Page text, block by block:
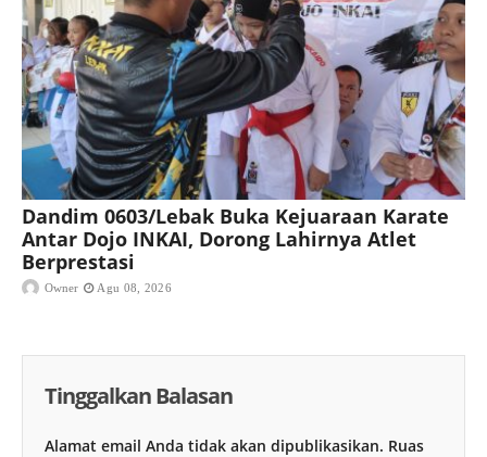
Dandim 0603/Lebak Buka Kejuaraan Karate
Antar Dojo INKAI, Dorong Lahirnya Atlet
Berprestasi
Owner Agu 08, 2026
Tinggalkan Balasan
Alamat email Anda tidak akan dipublikasikan. Ruas